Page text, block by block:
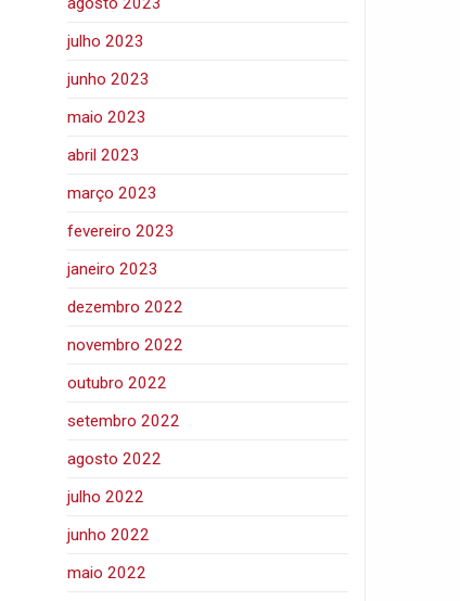
julho 2023
junho 2023
maio 2023
abril 2023
março 2023
fevereiro 2023
janeiro 2023
dezembro 2022
novembro 2022
outubro 2022
setembro 2022
agosto 2022
julho 2022
junho 2022
maio 2022